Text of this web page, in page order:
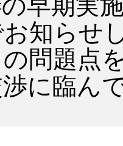
の早期実
知らせ
問題点
に臨ん